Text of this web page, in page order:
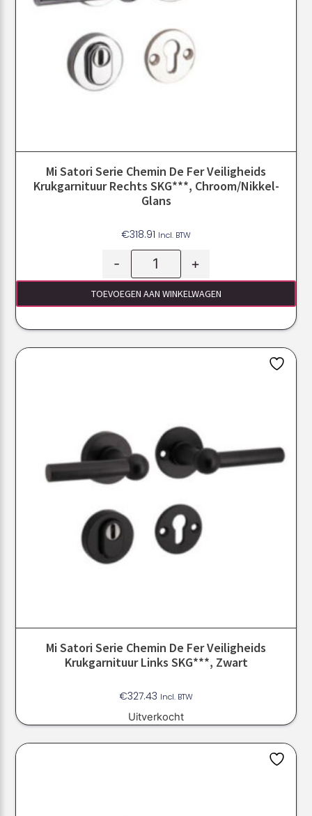
Mi Satori Serie Chemin De Fer Veiligheids
Krukgarnituur Rechts SKG***, Chroom/Nikkel-
Glans
€318.91 Incl. BTW
- +
TOEVOEGEN AAN WINKELWAGEN
Mi Satori Serie Chemin De Fer Veiligheids
Krukgarnituur Links SKG***, Zwart
€327.43 Incl. BTW
Uitverkocht